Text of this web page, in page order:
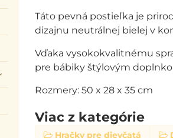
Táto pevná postieľka je
dizajnu neutrálnej bielej v
Vďaka vysokokvalitnému
pre bábiky štýlovým
Rozmery: 50 x 28 x 35 cm
Viac z kategórie
Hračky pre dievčatá